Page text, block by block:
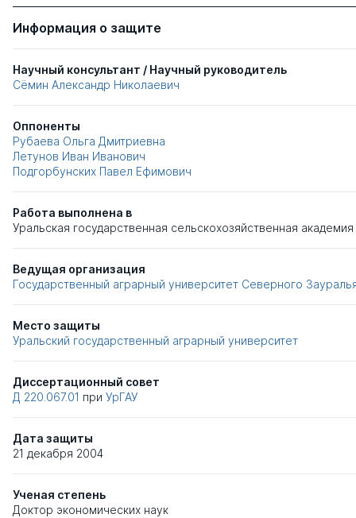
Информация о защите
Научный консультант / Научный руководитель
Сёмин Александр Николаевич
Оппоненты
Рубаева Ольга Дмитриевна
Летунов Иван Иванович
Подгорбунских Павел Ефимович
Работа выполнена в
Уральская государственная сельскохозяйственная академия
Ведущая организация
Государственный аграрный университет Северного
Место защиты
Уральский государственный аграрный университет
Диссертационный совет
Д 220.067.01 при УрГАУ
Дата защиты
21 декабря 2004
Ученая степень
Доктор экономических наук